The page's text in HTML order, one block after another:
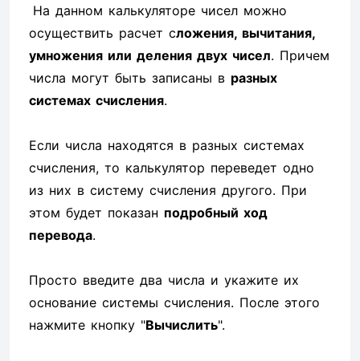
На данном калькуляторе чисел можно
осуществить расчет сложения, вычитания,
умножения или деления двух чисел. Причем
числа могут быть записаны в разных
системах счисления.
Если числа находятся в разных системах
счисления, то калькулятор переведет одно
из них в систему счисления другого. При
этом будет показан подробный ход
перевода.
Просто введите два числа и укажите их
основание системы счисления. После этого
нажмите кнопку "Вычислить".